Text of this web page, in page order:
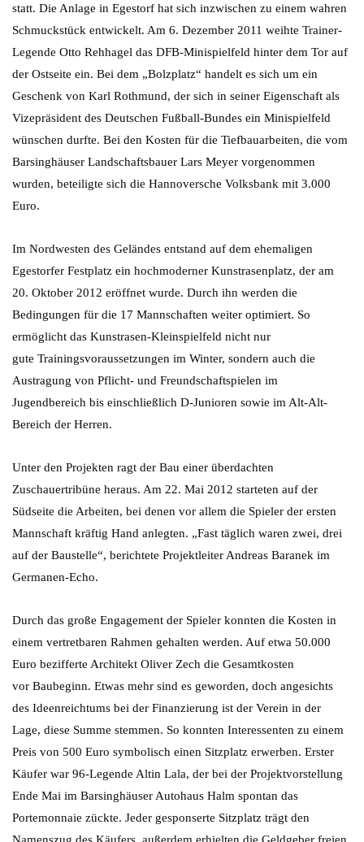
statt. Die Anlage in Egestorf hat sich inzwischen zu einem wahren
Schmuckstück entwickelt. Am 6. Dezember 2011 weihte Trainer-
Legende Otto Rehhagel das DFB-Minispielfeld hinter dem Tor auf
der Ostseite ein. Bei dem „Bolzplatz“ handelt es sich um ein
Geschenk von Karl Rothmund, der sich in seiner Eigenschaft als
Vizepräsident des Deutschen Fußball-Bundes ein Minispielfeld
wünschen durfte. Bei den Kosten für die Tiefbauarbeiten, die vom
Barsinghäuser Landschaftsbauer Lars Meyer vorgenommen
wurden, beteiligte sich die Hannoversche Volksbank mit 3.000
Euro.
Im Nordwesten des Geländes entstand auf dem ehemaligen
Egestorfer Festplatz ein hochmoderner Kunstrasenplatz, der am
20. Oktober 2012 eröffnet wurde. Durch ihn werden die
Bedingungen für die 17 Mannschaften weiter optimiert. So
ermöglicht das Kunstrasen-Kleinspielfeld nicht nur
gute Trainingsvoraussetzungen im Winter, sondern auch die
Austragung von Pflicht- und Freundschaftspielen im
Jugendbereich bis einschließlich D-Junioren sowie im Alt-Alt-
Bereich der Herren.
Unter den Projekten ragt der Bau einer überdachten
Zuschauertribüne heraus. Am 22. Mai 2012 starteten auf der
Südseite die Arbeiten, bei denen vor allem die Spieler der ersten
Mannschaft kräftig Hand anlegten. „Fast täglich waren zwei, drei
auf der Baustelle“, berichtete Projektleiter Andreas Baranek im
Germanen-Echo.
Durch das große Engagement der Spieler konnten die Kosten in
einem vertretbaren Rahmen gehalten werden. Auf etwa 50.000
Euro bezifferte Architekt Oliver Zech die Gesamtkosten
vor Baubeginn. Etwas mehr sind es geworden, doch angesichts
des Ideenreichtums bei der Finanzierung ist der Verein in der
Lage, diese Summe stemmen. So konnten Interessenten zu einem
Preis von 500 Euro symbolisch einen Sitzplatz erwerben. Erster
Käufer war 96-Legende Altin Lala, der bei der Projektvorstellung
Ende Mai im Barsinghäuser Autohaus Halm spontan das
Portemonnaie zückte. Jeder gesponserte Sitzplatz trägt den